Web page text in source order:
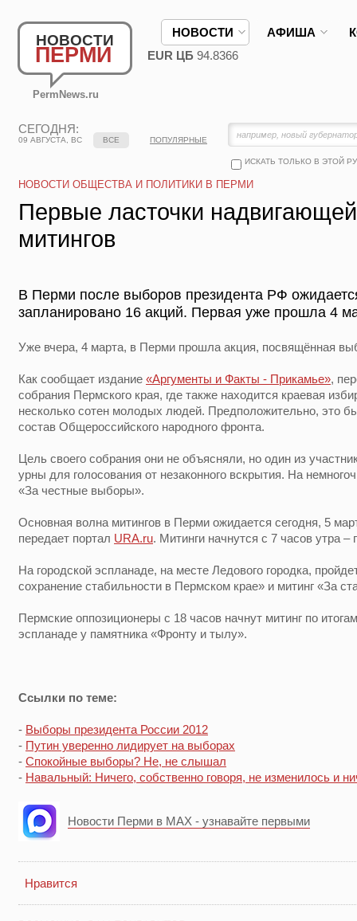
НОВОСТИ
ПЕРМИ
PermNews.ru
НОВОСТИ АФИША
EUR ЦБ 94.8366
СЕГОДНЯ:
09 АВГУСТА, ВС
ИСКАТЬ ТОЛЬКО В ЭТОЙ
ВСЕ ПОПУЛЯРНЫЕ
НОВОСТИ ОБЩЕСТВА И ПОЛИТИКИ В ПЕРМИ
Первые ласточки
митингов
В Перми после выборов президента РФ
запланировано 16 акций. Первая уже прошла 4
Уже вчера, 4 марта, в Перми прошла акция, посвящённая
Как сообщает издание «Аргументы и Факты - Прикамье»,
собрания Пермского края, где также находится краевая
несколько сотен молодых людей. Предположительно, это
состав Общероссийского народного фронта.
Цель своего собрания они не объясняли, но один из
урны для голосования от незаконного вскрытия. На
«За честные выборы».
Основная волна митингов в Перми ожидается сегодня, 5
передает портал URA.ru. Митинги начнутся с 7 часов утра
На городской эспланаде, на месте Ледового городка,
сохранение стабильности в Пермском крае» и митинг «За
Пермские оппозиционеры с 18 часов начнут митинг по
эспланаде у памятника «Фронту и тылу».
Ссылки по теме:
- Выборы президента России 2012
- Путин уверенно лидирует на выборах
- Спокойные выборы? Не, не слышал
- Навальный: Ничего, собственно говоря, не изменилось и
Новости Перми в MAX - узнавайте первыми
Нравится